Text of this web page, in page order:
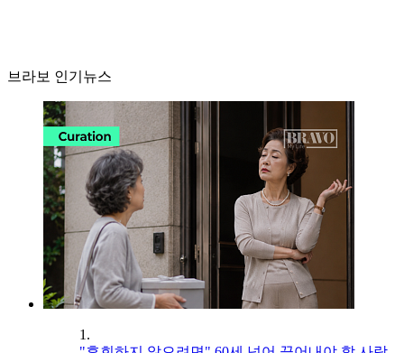
브라보 인기뉴스
1.